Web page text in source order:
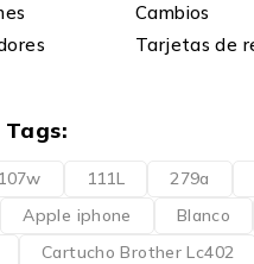
Cambios
Tarjetas de
107w 111L 279a
Apple iphone Blanco
Cartucho Brother Lc402